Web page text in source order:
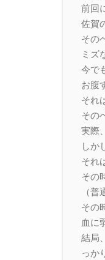
前回
佐賀
その
ミズ
今で
お腹
それ
その
実際
しか
それ
その
（
その
血に
結局
っか